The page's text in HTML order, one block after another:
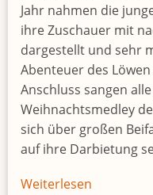
Jahr nahmen die
ihre Zuschauer mit
dargestellt und sehr
Abenteuer des
Anschluss sangen
Weihnachtsmedley
sich über großen
auf ihre Darbietung
Weiterlesen